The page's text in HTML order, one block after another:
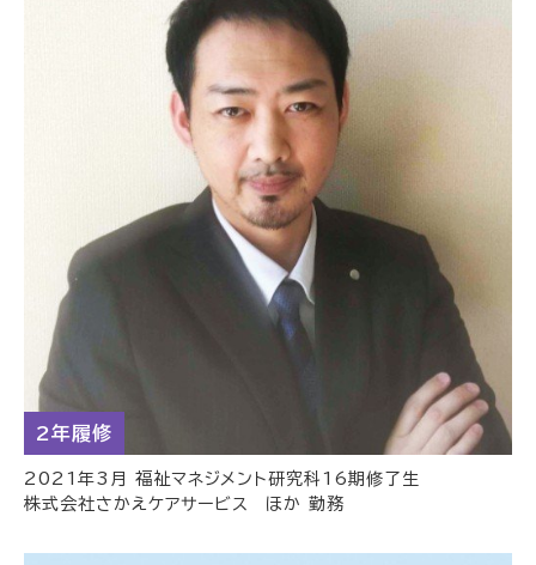
2年履修
2021年3月 福祉マネジメント研究科16期修了生
株式会社さかえケアサービス ほか 勤務